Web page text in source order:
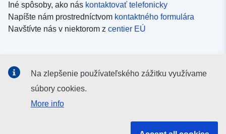
Iné spôsoby, ako nás kontaktovať telefonicky
Napíšte nám prostredníctvom kontaktného formulára
Navštívte nás v niektorom z centier EÚ
Kanály EÚ nasociálnych médiách
Na zlepšenie používateľského zážitku využívame
súbory cookies.
More info